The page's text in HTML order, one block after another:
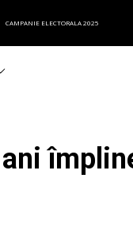
CAMPANIE ELECTORALA 2025